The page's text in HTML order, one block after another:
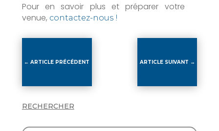
Pour en savoir plus et préparer votre
venue, contactez-nous !
←ARTICLE PRÉCÉDENT ARTICLE SUIVANT →
RECHERCHER